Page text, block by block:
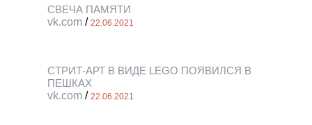
СВЕЧА ПАМЯТИ
vk.com / 22.06.2021
СТРИТ-АРТ В ВИДЕ LEGO ПОЯВИЛСЯ В
ПЕШКАХ
vk.com / 22.06.2021